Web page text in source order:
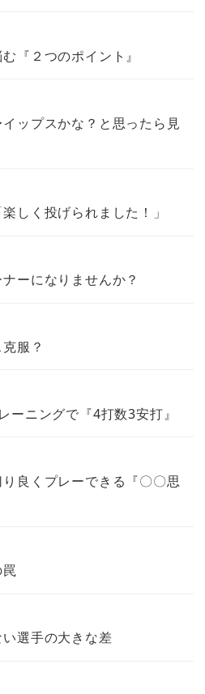
『２つのポイント』
ップスかな？と思ったら見
しく投げられました！」
ーになりませんか？
服？
ーニングで『4打数3安打』
良くプレーできる『〇〇思
選手の大きな差